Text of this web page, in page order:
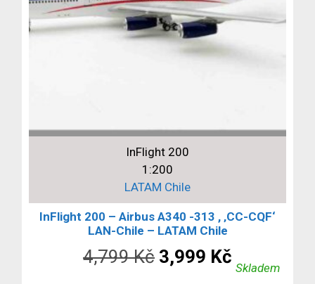
InFlight 200
1:200
LATAM Chile
InFlight 200 – Airbus A340 -313 , ‚CC-CQF‘
LAN-Chile – LATAM Chile
4,799Kč Původní
3,999 Kč
Skladem